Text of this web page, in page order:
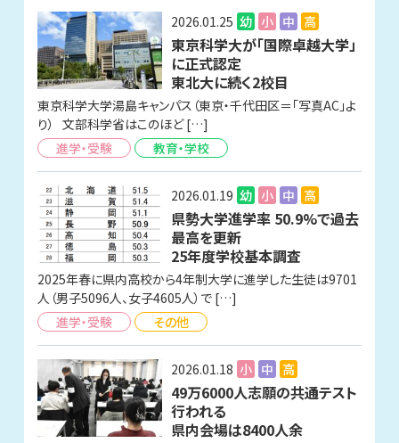
2026.01.25 幼 小 中 高
東京科学大が「国際卓越大学」
に正式認定
東北大に続く2校目
東京科学大学湯島キャンパス（東京・千代田区＝「写真AC」よ
り） 文部科学省はこのほど […]
進学・受験
教育・学校
2026.01.19 幼 小 中 高
県勢大学進学率 50.9%で過去
最高を更新
25年度学校基本調査
2025年春に県内高校から4年制大学に進学した生徒は9701
人（男子5096人、女子4605人）で […]
進学・受験
その他
2026.01.18 小 中 高
49万6000人志願の共通テスト
行われる
県内会場は8400人余